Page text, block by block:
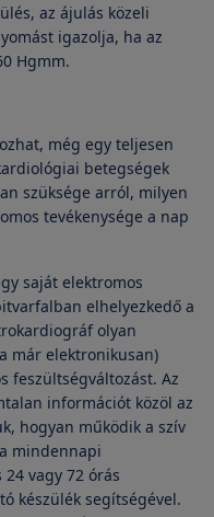
az ájulás közeli
igazolja, ha az
Hgmm.
még egy teljesen
betegségek
szüksége arról, milyen
tevékenysége a nap
saját elektromos
elhelyezkedő a
olyan
már elektronikusan)
feszültségváltozást. Az
információt közöl az
hogyan működik a szív
mindennapi
vagy 72 órás
készülék segítségével.